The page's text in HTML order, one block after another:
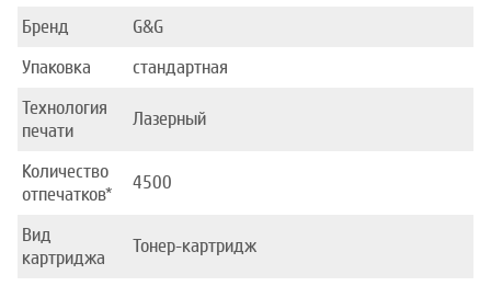
Бренд
G&G
Упаковка
стандартная
Технология
печати
Лазерный
Количество
отпечатков*
4500
Вид
картриджа
Тонер-картридж